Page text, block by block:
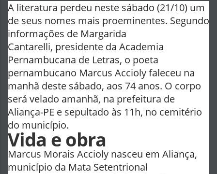
A literatura perdeu neste sábado (21/10) um
de seus nomes mais proeminentes. Segundo
informações de Margarida
Cantarelli, presidente da Academia
Pernambucana de Letras, o poeta
pernambucano Marcus Accioly faleceu na
manhã deste sábado, aos 74 anos. O corpo
será velado amanhã, na prefeitura de
Aliança-PE e sepultado às 11h, no cemitério
do município.
Vida e obra
Marcus Morais Accioly nasceu em Aliança,
município da Mata Setentrional